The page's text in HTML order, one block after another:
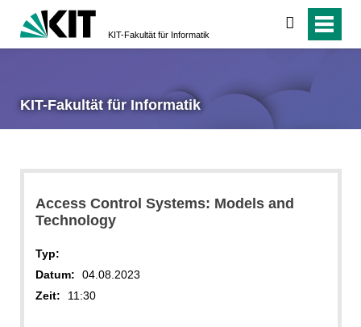
KIT-Fakultät für Informatik
suchen
KIT-Fakultät für Informatik
Access Control Systems: Models and
Technology
Typ:
Datum:
04.08.2023
Zeit:
11:30